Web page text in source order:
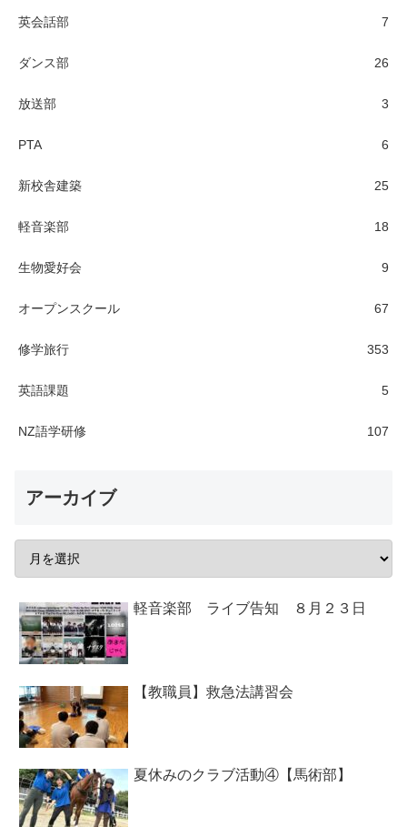
英会話部 7
ダンス部 26
放送部 3
PTA 6
新校舎建築 25
軽音楽部 18
生物愛好会 9
オープンスクール 67
修学旅行 353
英語課題 5
NZ語学研修 107
アーカイブ
軽音楽部 ライブ告知 ８月２３日
【教職員】救急法講習会
夏休みのクラブ活動④【馬術部】